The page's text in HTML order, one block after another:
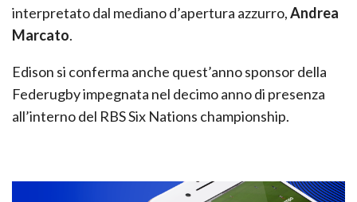
interpretato dal mediano d’apertura azzurro,Andrea
Marcato.
Edison si conferma anche quest’anno sponsor della
Federugby impegnata nel decimo anno di presenza
all’interno del RBS Six Nations championship.